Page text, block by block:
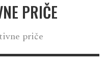
PRIČE
priče